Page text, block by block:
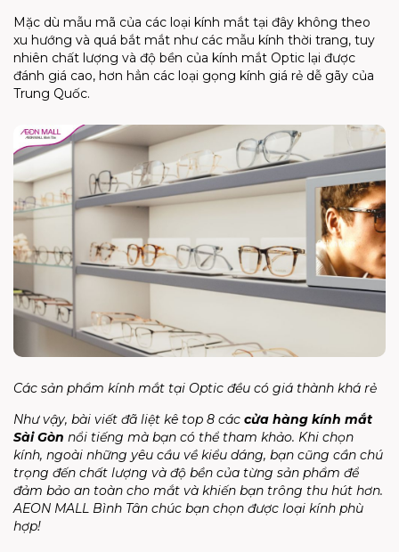
Mặc dù mẫu mã của các loại kính mắt tại đây không theo
xu hướng và quá bắt mắt như các mẫu kính thời trang, tuy
nhiên chất lượng và độ bền của kính mắt Optic lại được
đánh giá cao, hơn hẳn các loại gọng kính giá rẻ dễ gãy của
Trung Quốc.
Các sản phẩm kính mắt tại Optic đều có giá thành khá rẻ
Như vậy, bài viết đã liệt kê top 8 các cửa hàng kính mắt
Sài Gòn nổi tiếng mà bạn có thể tham khảo. Khi chọn
kính, ngoài những yêu cầu về kiểu dáng, bạn cũng cần chú
trọng đến chất lượng và độ bền của từng sản phẩm để
đảm bảo an toàn cho mắt và khiến bạn trông thu hút hơn.
AEON MALL Bình Tân chúc bạn chọn được loại kính phù
hợp!